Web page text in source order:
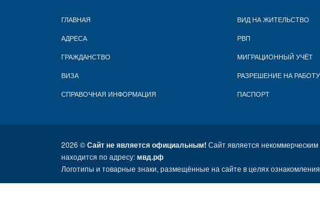
ГЛАВНАЯ
АДРЕСА
ГРАЖДАНСТВО
ВИЗА
СПРАВОЧНАЯ ИНФОРМАЦИЯ
ВИД НА ЖИТЕЛЬСТВО
РВП
МИГРАЦИОННЫЙ УЧЁТ
РАЗРЕШЕНИЕ НА РАБОТУ
ПАСПОРТ
2026 ©Сайт не является официальным! Сайт является
находится по адресу:мвд.рф
Логотипы и товарные знаки, размещённые на сайте в целях